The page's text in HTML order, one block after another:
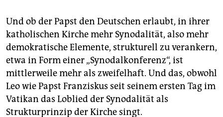
Und ob der Papst den Deutschen erlaubt, in ihrer
katholischen Kirche mehr Synodalität, also mehr
demokratische Elemente, strukturell zu verankern,
etwa in Form einer „Synodalkonferenz“, ist
mittlerweile mehr als zweifelhaft. Und das, obwohl
Leo wie Papst Franziskus seit seinem ersten Tag im
Vatikan das Loblied der Synodalität als
Strukturprinzip der Kirche singt.